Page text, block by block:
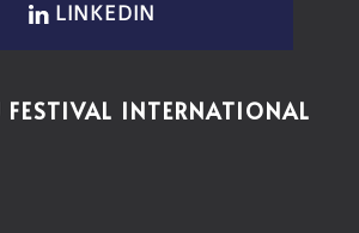
LINKEDIN
INTERNATIONAL